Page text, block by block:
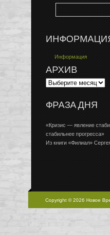
Информация
АРХИВ
ФРАЗА ДНЯ
«Кризис — явление
стабильнее прогресса»
Из книги «Филиал»
Copyright © 2026 Новое